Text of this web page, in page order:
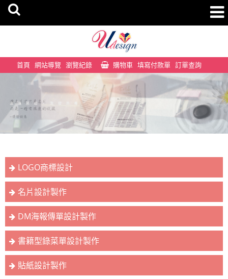
首頁 網站導覽 瀏覽紀錄 購物車 填寫付款單 訂單查詢
LOGO商標設計
名片設計製作
DM海報傳單設計製作
書籍型錄菜單設計製作
貼紙設計製作